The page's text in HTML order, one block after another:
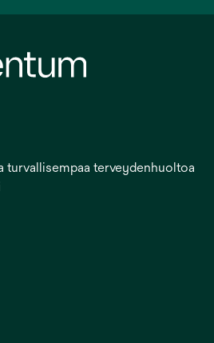
turvallisempaa terveydenhuoltoa